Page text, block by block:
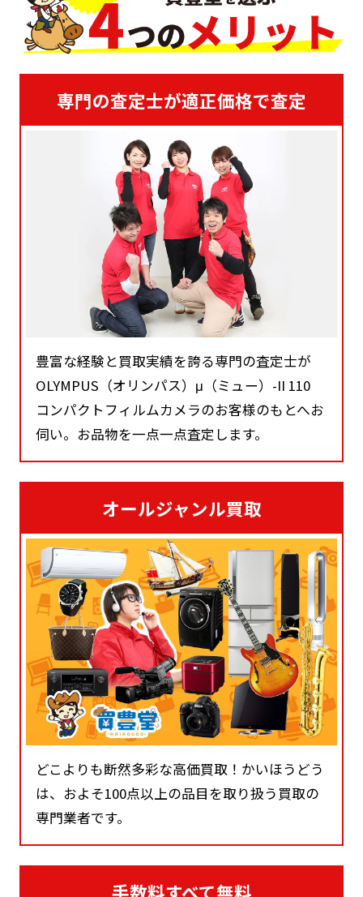
専門の査定士が適正価格で査定
豊富な経験と買取実績を誇る専門の査定士が
OLYMPUS（オリンパス）μ（ミュー）-II 110
コンパクトフィルムカメラのお客様のもとへお
伺い。お品物を一点一点査定します。
オールジャンル買取
どこよりも断然多彩な高価買取！かいほうどう
は、およそ100点以上の品目を取り扱う買取の
専門業者です。
手数料すべて無料